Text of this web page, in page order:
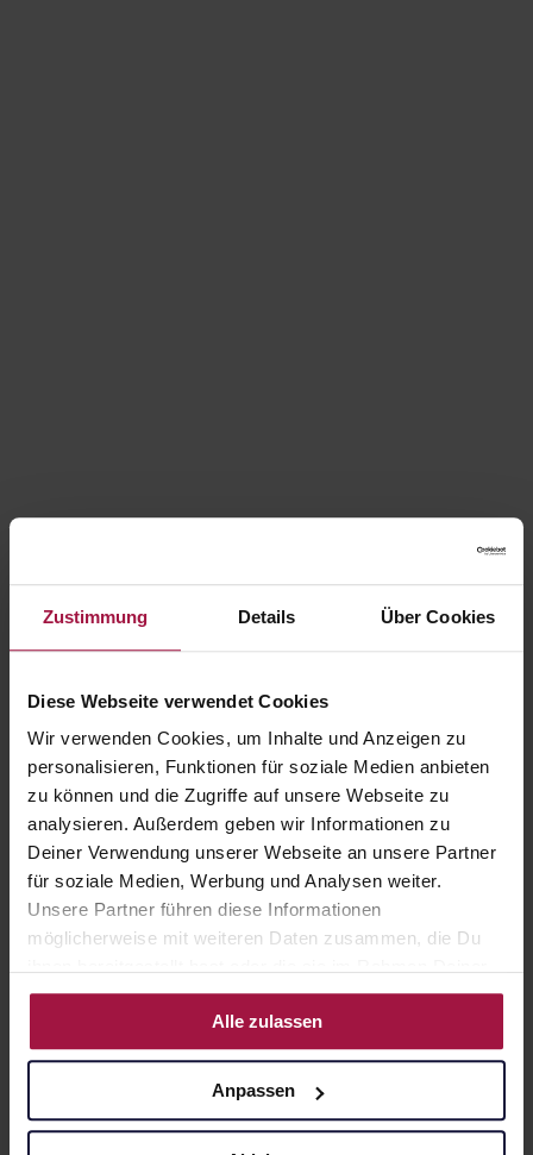
Zustimmung Details Über Cookies
Diese Webseite verwendet Cookies
Wir verwenden Cookies, um Inhalte und Anzeigen zu
personalisieren, Funktionen für soziale Medien anbieten
zu können und die Zugriffe auf unsere Webseite zu
analysieren. Außerdem geben wir Informationen zu
Deiner Verwendung unserer Webseite an unsere Partner
für soziale Medien, Werbung und Analysen weiter.
Unsere Partner führen diese Informationen
möglicherweise mit weiteren Daten zusammen, die Du
Nutzung der Dienste gesammelt haben.
Alle zulassen
Anpassen